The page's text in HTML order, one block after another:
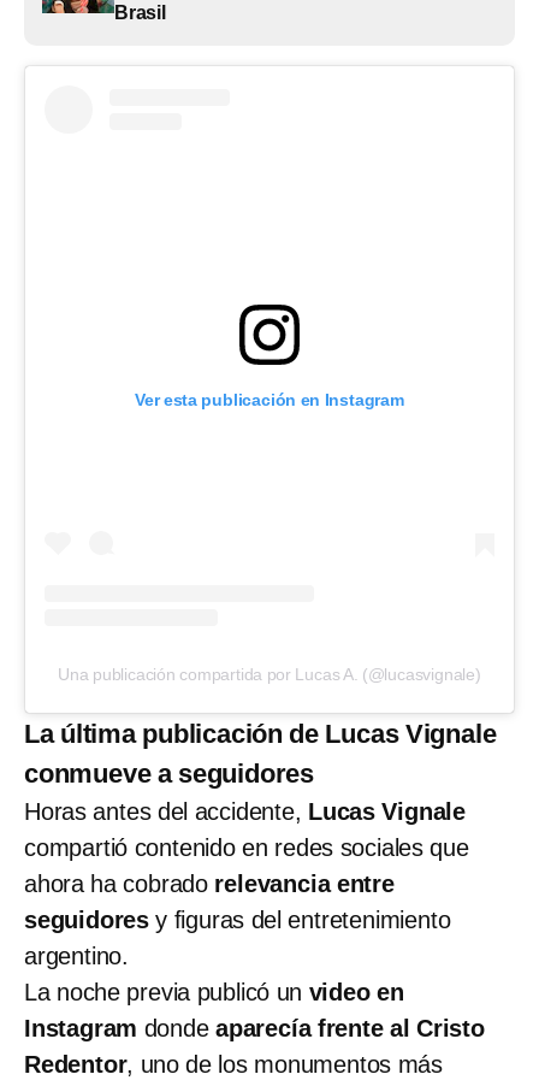
Brasil
Ver esta publicación en Instagram
Una publicación compartida por Lucas A. (@lucasvignale)
La última publicación de Lucas Vignale
conmueve a seguidores
Horas antes del accidente, Lucas Vignale
compartió contenido en redes sociales que
ahora ha cobrado relevancia entre
seguidores y figuras del entretenimiento
argentino.
La noche previa publicó un video en
Instagram dondeaparecía frente al Cristo
Redentor, uno de los monumentos más